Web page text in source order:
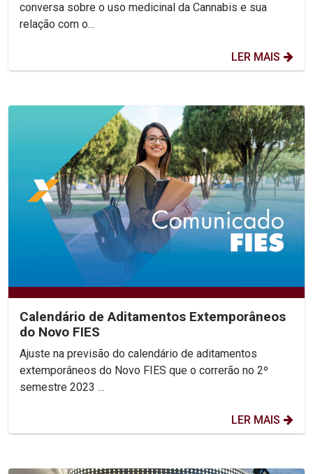
conversa sobre o uso medicinal da Cannabis e sua
relação com o...
LER MAIS
Calendário de Aditamentos Extemporâneos
do Novo FIES
Ajuste na previsão do calendário de aditamentos
extemporâneos do Novo FIES que o correrão no 2º
semestre 2023 ...
LER MAIS